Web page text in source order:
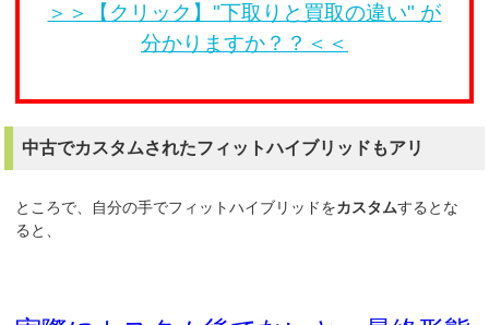
＞＞【クリック】"下取りと買取の違い" が
分かりますか？？＜＜
中古でカスタムされたフィットハイブリッドもアリ
ところで、自分の手でフィットハイブリッドをカスタムするとな
ると、